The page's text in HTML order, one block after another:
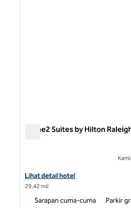
Home2 Suites by Hilton
Lihat detail hotel untuk Home2
Lihat detail hotel
29,42 mil
Sarapan cuma-cuma Parkir